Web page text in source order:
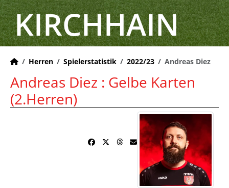
KIRCHHAIN
Herren Spielerstatistik 2022/23 Andreas Diez
Andreas Diez : Gelbe Karten
(2.Herren)